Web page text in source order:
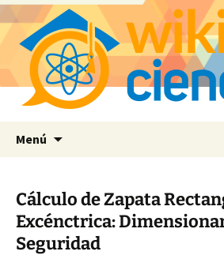
Menú
Cálculo de Zapata
Excénctrica:
Seguridad